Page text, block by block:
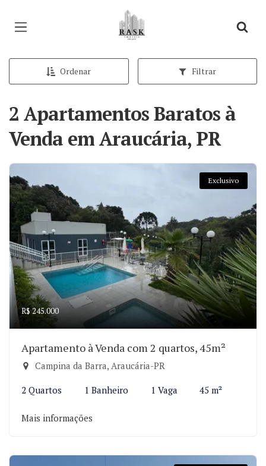
Página inicial
Ordenar Filtrar
2 Apartamentos Baratos à
Venda em Araucária, PR
Exclusivo
R$ 245.000
Apartamento à Venda com 2 quartos, 45m²
Campina da Barra, Araucária-PR
2 Quartos 1 Banheiro 1 Vaga 45 m²
Mais informações